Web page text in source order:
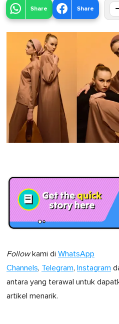
Share Share
Followkami di WhatsApp
Channels, Telegram, Instagram
antara yang terawal untuk
artikel menarik.